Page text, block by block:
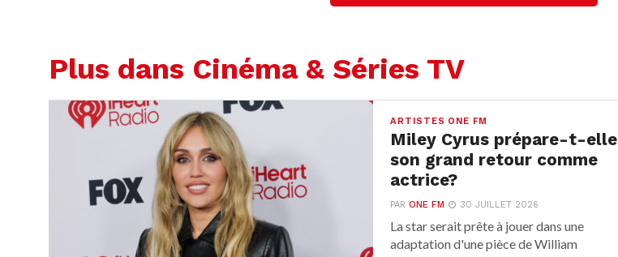
Plus dans Cinéma & Séries TV
ARTISTES ONE FM
Miley Cyrus prépare-t-elle
son grand retour comme
actrice?
PARONE FM 30 JUILLET 2026
La star serait prête à jouer dans une
adaptation d'une pièce de William